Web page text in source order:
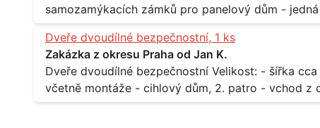
samozamýkacích zámků pro panelový dům - jedná se o vchodové dveře umístěné v
zarámovaném a proskleném portálu -
nevyhovujících prosklených, umělohmotných vstupů Množství: - 8 ks Lokalita: - 7, 9, 11, 13,
Praha 10 Strašnice Termín: - III.Q. 2015 Je nutná návštěva odpovědného pracovníka
dodavatele k zaměření, kalkulace ceny a termínu
Dveře dvoudílné bezpečnostní, 1 ks
Zakázka z okresu Praha od Jan K.
Dveře dvoudílné bezpečnostní Velikost: - šířka cca 2x 65 cm, výška cca 210 cm Popis: -
včetně montáže - cihlový dům, 2. patro - vchod z chodby
Lokalita: - Praha 7 - Holešovice